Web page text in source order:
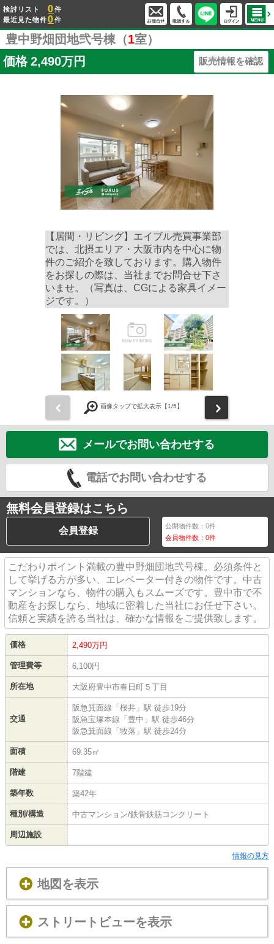
検討リスト 0件
最近見た物件0件
豊中野畑団地弐号棟（1室）
価格 2,490万円 販売情報を確認
【居間・リビング】エイブル売買事業部
では、北摂エリア・大阪市内を中心に物
件のご紹介を致しております。購入物件
をお探しの際は、当社までお問合せ下さ
いませ。（写真は、CGによる家具イメー
ジです。）
画像タップで拡大表示【1/5】
メールでお問い合わせする
電話でお問い合わせする
無料会員登録はこちら
会員登録 公開物件数：0件
会員物件数：0件
こだわりポイント満載の豊中野畑団地弐号棟。必須条件と
して挙げる方が多い、エレベーター付きの物件です。中古
マンションなら、物件の購入もスムーズです。豊中市で不
動産をお探しなら、地域に密着した当社にお任せ下さい。
信頼と実績を誇る当社は、確かな情報をご提供致します。
価格 2,490万円
管理費等 6,100円
所在地 大阪府豊中市春日町５丁目
交通
阪急箕面線「桜井」駅 徒歩19分
阪急宝塚本線「豊中」駅 徒歩46分
阪急箕面線「牧落」駅 徒歩24分
面積 69.35㎡
階建 7階建
築年数 築42年
種別/構造 中古マンション/鉄骨鉄筋コンクリート
周辺施設
情報の見方
地図を表示
ストリートビューを表示